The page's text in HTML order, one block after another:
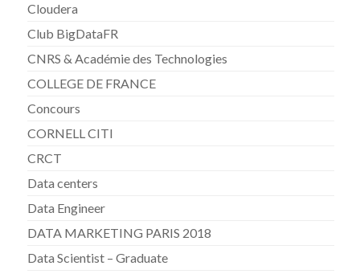
Cloudera
Club BigDataFR
CNRS & Académie des Technologies
COLLEGE DE FRANCE
Concours
CORNELL CITI
CRCT
Data centers
Data Engineer
DATA MARKETING PARIS 2018
Data Scientist – Graduate